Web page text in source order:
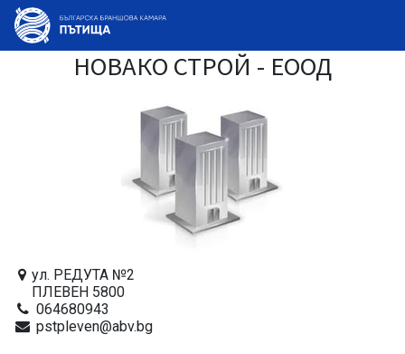
НОВАКО СТРОЙ - ЕООД
ул. РЕДУТА №2
ПЛЕВЕН 5800
064680943
pstpleven@abv.bg